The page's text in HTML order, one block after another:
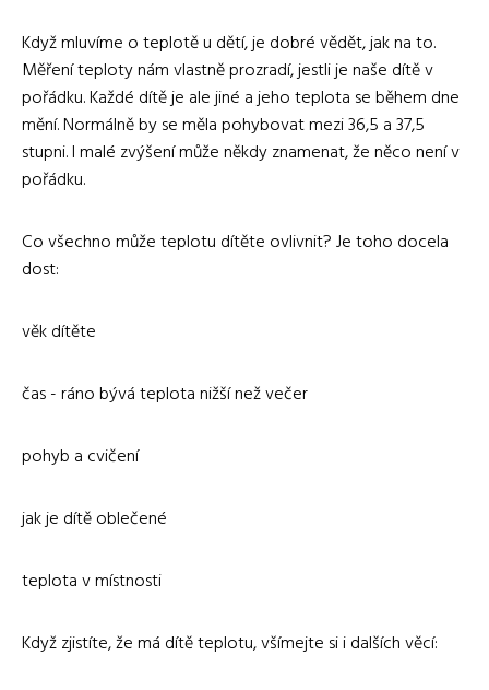
Když mluvíme o teplotě u dětí, je dobré vědět, jak na to.
Měření teploty nám vlastně prozradí, jestli je naše dítě v
pořádku. Každé dítě je ale jiné a jeho teplota se během dne
mění. Normálně by se měla pohybovat mezi 36,5 a 37,5
stupni. I malé zvýšení může někdy znamenat, že něco není v
pořádku.
Co všechno může teplotu dítěte ovlivnit? Je toho docela
dost:
věk dítěte
čas - ráno bývá teplota nižší než večer
pohyb a cvičení
jak je dítě oblečené
teplota v místnosti
Když zjistíte, že má dítě teplotu, všímejte si i dalších věcí: